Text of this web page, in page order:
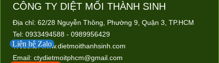
Công ty diệt mối Thành Sinh chuyên
Nhận…
Diệt mối tại Thủ Đức
CÔNG TY DIỆT MỐI THÀNH SINH
Địa chỉ: 62/28 Nguyễn Thông, Phường 9, Quận 3, TP.HCM
Tel: 0933494588 - 0989956429
Website:www.dietmoithanhsinh.com
Email: ctydietmoitphcm@gmail.com
Liên hệ Zalo